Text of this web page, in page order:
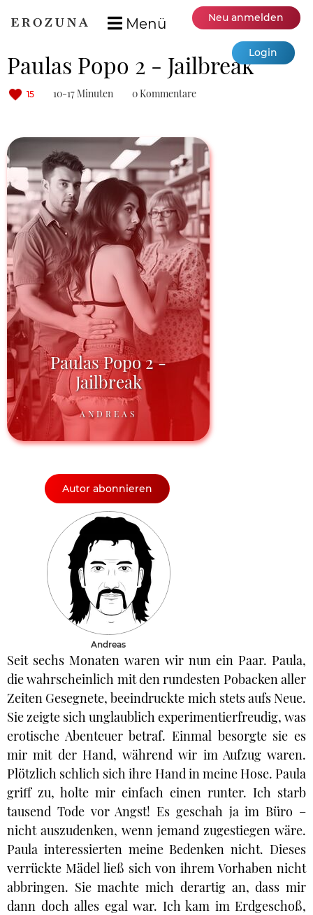
Menü Neu anmelden
Login
Paulas Popo 2 - Jailbreak
15 10-17 Minuten 0 Kommentare
Paulas Popo 2 -
Jailbreak
ANDREAS
Autor abonnieren
Andreas
Seit sechs Monaten waren wir nun ein Paar. Paula,
die wahrscheinlich mit den rundesten Pobacken aller
Zeiten Gesegnete, beeindruckte mich stets aufs Neue.
Sie zeigte sich unglaublich experimentierfreudig, was
erotische Abenteuer betraf. Einmal besorgte sie es
mir mit der Hand, während wir im Aufzug waren.
Plötzlich schlich sich ihre Hand in meine Hose. Paula
griff zu, holte mir einfach einen runter. Ich starb
tausend Tode vor Angst! Es geschah ja im Büro –
nicht auszudenken, wenn jemand zugestiegen wäre.
Paula interessierten meine Bedenken nicht. Dieses
verrückte Mädel ließ sich von ihrem Vorhaben nicht
abbringen. Sie machte mich derartig an, dass mir
dann doch alles egal war. Ich kam im Erdgeschoß,